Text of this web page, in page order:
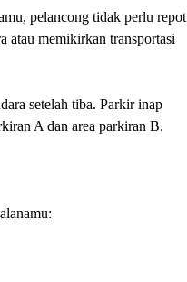
pelancong tidak perlu repot
atau memikirkan transportasi
setelah tiba. Parkir inap
A dan area parkiran B.